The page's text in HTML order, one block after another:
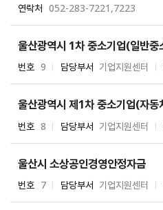
연락처 052-283-7221,7223
번호 9 담당부서 기업지원센터
번호 8 담당부서 기업지원센터
울산시 소상공인경영안정자금
번호 7 담당부서 기업지원센터